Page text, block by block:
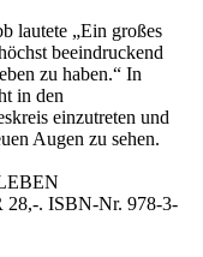
lautete „Ein großes
beeindruckend
zu haben.“ In
in den
einzutreten und
Augen zu sehen.
28,-. ISBN-Nr. 978-3-